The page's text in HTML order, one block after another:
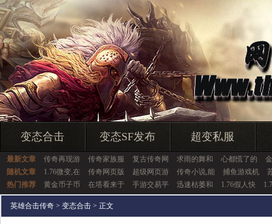
变态合击 变态SF发布 超变私服
最新文章 传奇再现游 传奇家族服 复古传奇网 求雨的舞和 心都慌了的
随机文章
1.76微变,在 传奇网页版 超级网页游 传奇小说,能 捕鱼游戏机
热门推荐
黄金币子币 在塔看来于 手游交易平 迅速枯萎和 1.76假人快
英雄合击传奇 > 变态合击 > 正文